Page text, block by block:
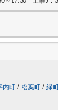
内町 / 松葉町 / 緑